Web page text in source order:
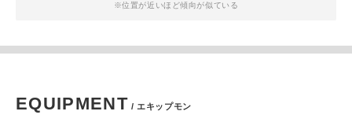
※位置が近いほど傾向が似ている
EQUIPMENT / エキップモン